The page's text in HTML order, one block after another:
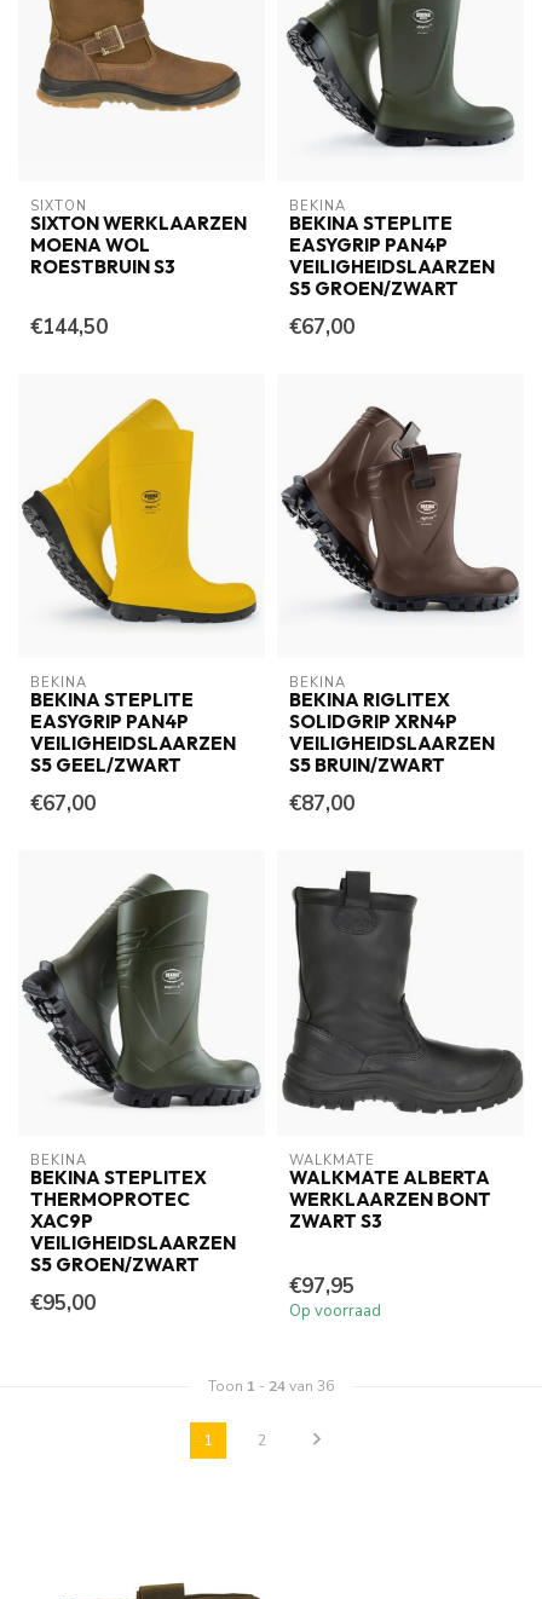
SIXTON
SIXTON WERKLAARZEN
MOENA WOL
ROESTBRUIN S3
€144,50
BEKINA
BEKINA STEPLITE
EASYGRIP PAN4P
VEILIGHEIDSLAARZEN
S5 GROEN/ZWART
€67,00
BEKINA
BEKINA STEPLITE
EASYGRIP PAN4P
VEILIGHEIDSLAARZEN
S5 GEEL/ZWART
€67,00
BEKINA
BEKINA RIGLITEX
SOLIDGRIP XRN4P
VEILIGHEIDSLAARZEN
S5 BRUIN/ZWART
€87,00
BEKINA
BEKINA STEPLITEX
THERMOPROTEC
XAC9P
VEILIGHEIDSLAARZEN
S5 GROEN/ZWART
€95,00
WALKMATE
WALKMATE ALBERTA
WERKLAARZEN BONT
ZWART S3
€97,95
Op voorraad
Toon 1 - 24van 36
1 2